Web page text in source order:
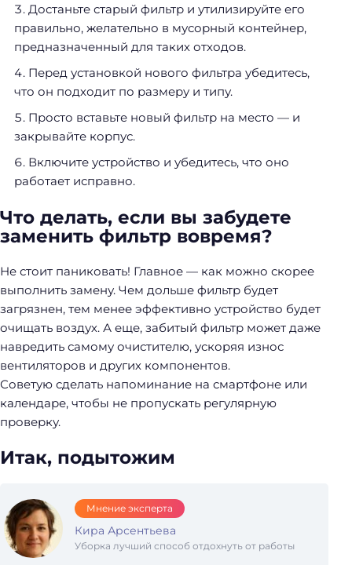
Достаньте старый фильтр и утилизируйте его
правильно, желательно в мусорный контейнер,
предназначенный для таких отходов.
Перед установкой нового фильтра убедитесь,
что он подходит по размеру и типу.
Просто вставьте новый фильтр на место — и
закрывайте корпус.
Включите устройство и убедитесь, что оно
работает исправно.
Что делать, если вы забудете
заменить фильтр вовремя?
Не стоит паниковать! Главное — как можно скорее
выполнить замену. Чем дольше фильтр будет
загрязнен, тем менее эффективно устройство будет
очищать воздух. А еще, забитый фильтр может даже
навредить самому очистителю, ускоряя износ
вентиляторов и других компонентов.
Советую сделать напоминание на смартфоне или
календаре, чтобы не пропускать регулярную
проверку.
Итак, подытожим
Мнение эксперта
Кира Арсентьева
Уборка лучший способ отдохнуть от работы